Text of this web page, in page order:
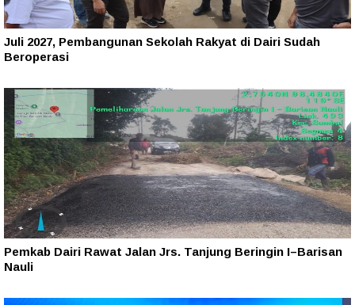
Juli 2027, Pembangunan Sekolah Rakyat di Dairi Sudah
Beroperasi
Pemkab Dairi Rawat Jalan Jrs. Tanjung Beringin I–Barisan
Nauli